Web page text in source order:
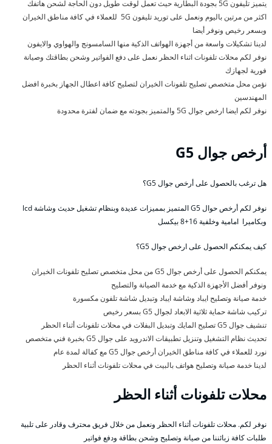
يتميز تليفون 5G بجودة البطارية حيث تعمل لوقت طويل دون الحاجة لشحن هاتفك
اكثر من مرتين باليوم ونعمل على توريد تليفون 5G للعملاء في كافة مناطق الخيران
وبسعر رخيص ونوفر أيضا
لدينا تشكيلات واسعة من أجهزة الهواتف الذكية منها السامسونج والهواوي والايفون
نوفر لكم محلات تلفونات اثناء الحظر نعمل على دفع الفواتير وشحن بطاقتك وصيانة
فورية لجهازك
نؤمن محل متخصص تصليح تلفونات الخيران لتصليح كافة اعطال الجهاز بخبرة افضل
المهندسين
نوفر لكم ايضا ارخص جوال 5G والمتميز بجودته مع ضمان لفترة محدودة
أرخص جوال G5
هل ترغب بالحصول على أرخص جوال G5؟
نوفر لكم أرخص حوال G5 المتميز بمميزات عديدة وبنظام تشغيل حديث وشاشة lcd
وبكاميرا امامية وخلفية 16+8 بيكسل
كيف يمكنكم الحصول على ارخص جوال G5؟
يمكنكم الحصول على أرخص جوال G5 من محل متخصص تصليح تلفونات الخيران
ونوفر أفضل الأجهزة الذكية مع خدمة الصيانة والتصليح
خدمة صيانة وتصليح ايباد وشاشة ايباد وتبديل شاشة تلفون مكسورة
تركيب شاشة حماية ثلاثية الابعاد لجوال G5 بسعر رخيص
تنشيف جوال G5 تصليح المايك وتبديل البفلات في محلات تلفونات أثناء الحظر
تحديث نظام التشغيل وتنزيل تطبيقات الاندرويد على جوال G5 بخبرة فني متخصص
نورد للعملاء في كافة مناطق الخيران أرخص جوال G5 مع كفالة لمدة عام
لدينا خدمة صيانة وتصليح هواتف بالبيت في محلات تلفونات أثناء الحظر
محلات تلفونات أثناء الحظر
نوفر لكم. محلات تلفونات أثناء الحظر ونعمل من خلال فريق محترف وقادر على تلبية
طلبات كافة زبائننا من صيانة وتصليح وشحن بطاقة ودفع فواتير